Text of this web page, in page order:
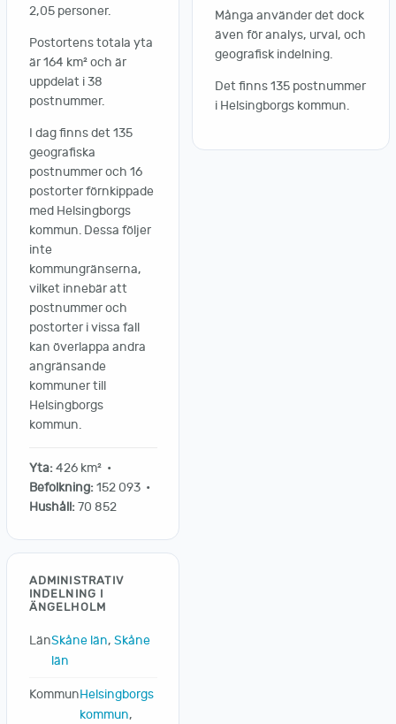
2,05 personer.
Postortens totala yta
är 164 km² och är
uppdelat i 38
postnummer.
I dag finns det 135
geografiska
postnummer och 16
postorter förnkippade
med Helsingborgs
kommun. Dessa följer
inte
kommungränserna,
vilket innebär att
postnummer och
postorter i vissa fall
kan överlappa andra
angränsande
kommuner till
Helsingborgs
kommun.
Yta:426 km² •
Befolkning:152 093 •
Hushåll:70 852
ADMINISTRATIV
INDELNING I
ÄNGELHOLM
LänSkåne län, Skåne
län
KommunHelsingborgs
kommun,
Många använder det dock
även för analys, urval, och
geografisk indelning.
Det finns 135 postnummer
i Helsingborgs kommun.